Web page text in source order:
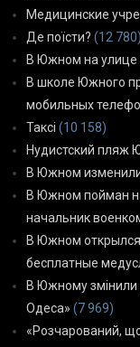
Медицинские
Де поїсти? (12 780)
В Южном на улице
В школе Южного
мобильных
Таксі (10 158)
Нудистский пляж
В Южном
В Южном пойман
начальник
В Южном
бесплатные
В Южному
Одеса» (7 969)
«Розчарований,